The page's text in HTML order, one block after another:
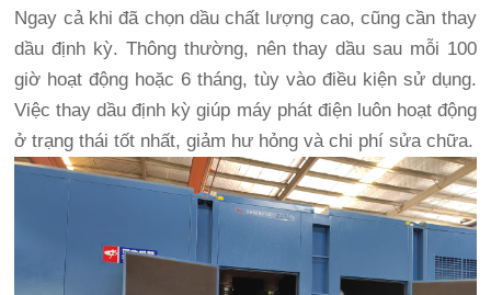
Ngay cả khi đã chọn dầu chất lượng cao, cũng cần thay
dầu định kỳ. Thông thường, nên thay dầu sau mỗi 100
giờ hoạt động hoặc 6 tháng, tùy vào điều kiện sử dụng.
Việc thay dầu định kỳ giúp máy phát điện luôn hoạt động
ở trạng thái tốt nhất, giảm hư hỏng và chi phí sửa chữa.